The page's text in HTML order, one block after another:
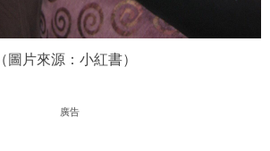
（圖片來源：小紅書）
廣告